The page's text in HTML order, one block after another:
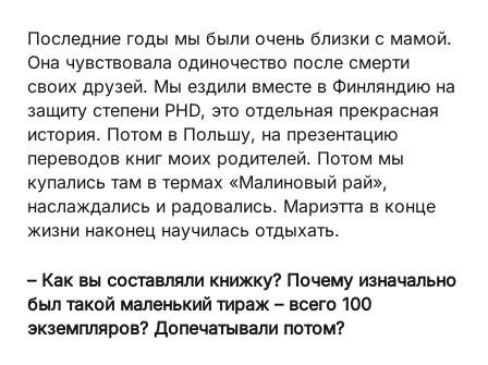
Последние годы мы были очень близки с мамой.
Она чувствовала одиночество после смерти
своих друзей. Мы ездили вместе в Финляндию на
защиту степени PHD, это отдельная прекрасная
история. Потом в Польшу, на презентацию
переводов книг моих родителей. Потом мы
купались там в термах «Малиновый рай»,
наслаждались и радовались. Мариэтта в конце
жизни наконец научилась отдыхать.
– Как вы составляли книжку? Почему изначально
был такой маленький тираж – всего 100
экземпляров? Допечатывали потом?